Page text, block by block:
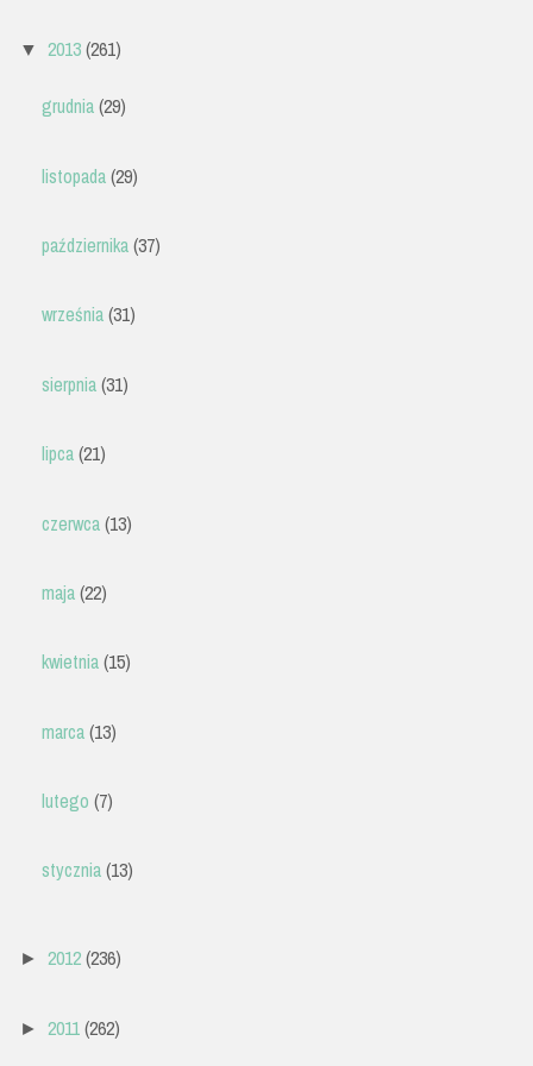
▼ 2013(261)
grudnia(29)
listopada(29)
października(37)
września(31)
sierpnia(31)
lipca(21)
czerwca(13)
maja(22)
kwietnia(15)
marca(13)
lutego (7)
stycznia(13)
► 2012(236)
► 2011(262)